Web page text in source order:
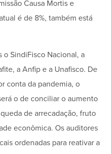
Causa Mortis e
é de 8%, também está
o SindiFisco Nacional, a
a Anfip e a Unafisco. De
conta da pandemia, o
o de conciliar o aumento
de arrecadação, fruto
econômica. Os auditores
ordenadas para reativar a